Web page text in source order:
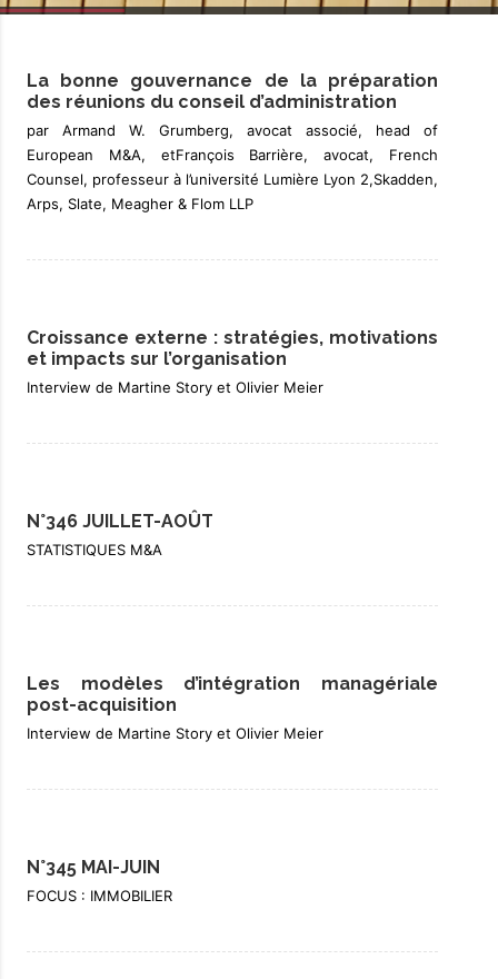
La bonne gouvernance de la préparation
des réunions du conseil d’administration
par Armand W. Grumberg, avocat associé, head of
European M&A, etFrançois Barrière, avocat, French
Counsel, professeur à l’université Lumière Lyon 2,Skadden,
Arps, Slate, Meagher & Flom LLP
Croissance externe : stratégies, motivations
et impacts sur l’organisation
Interview de Martine Story et Olivier Meier
N°346 JUILLET-AOÛT
STATISTIQUES M&A
Les modèles d’intégration managériale
post-acquisition
Interview de Martine Story et Olivier Meier
N°345 MAI-JUIN
FOCUS : IMMOBILIER